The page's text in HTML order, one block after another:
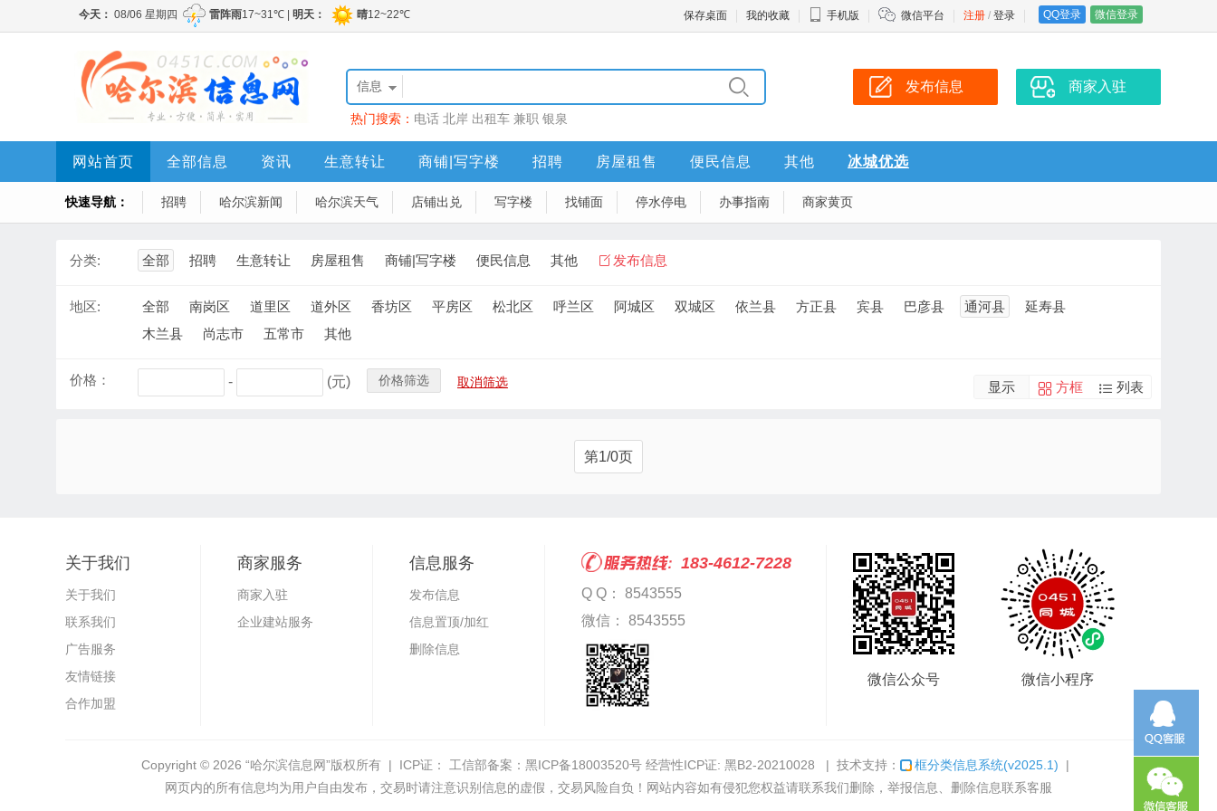
注册 / 登录 QQ登录 微信登录
保存桌面 我的收藏 手机版 微信平台
信息
热门搜索： 电话 北岸 出租车 兼职 银泉
发布信息 商家入驻
网站首页 全部信息 资讯 生意转让 商铺|写字楼 招聘 房屋租售 便民信息 其他 冰城优选
快速导航： 招聘 哈尔滨新闻 哈尔滨天气 店铺出兑 写字楼 找铺面 停水停电 办事指南 商家黄页
分类: 全部 招聘 生意转让 房屋租售 商铺|写字楼 便民信息 其他 发布信息
地区: 全部 南岗区 道里区 道外区 香坊区 平房区 松北区 呼兰区 阿城区 双城区 依兰县 方正县 宾县 巴彦县 通河县
延寿县
木兰县
尚志市 五常市 其他
价格： - (元) 价格筛选 取消筛选 显示 方框 列表
第1/0页
关于我们
关于我们
联系我们
广告服务
友情链接
合作加盟
商家服务
商家入驻
企业建站服务
信息服务
发布信息
信息置顶/加红
删除信息
183-4612-7228
Q Q： 8543555
微信： 8543555
微信公众号 微信小程序
Copyright © 2026 “哈尔滨信息网”版权所有 | ICP证： 工信部备案：黑ICP备18003520号 经营性ICP证: 黑B2-20210028 | 技术支持： 框分类信息系统(v2025.1) |
网页内的所有信息均为用户自由发布，交易时请注意识别信息的虚假，交易风险自负！网站内容如有侵犯您权益请联系我们删除，举报信息、删除信息联系客服